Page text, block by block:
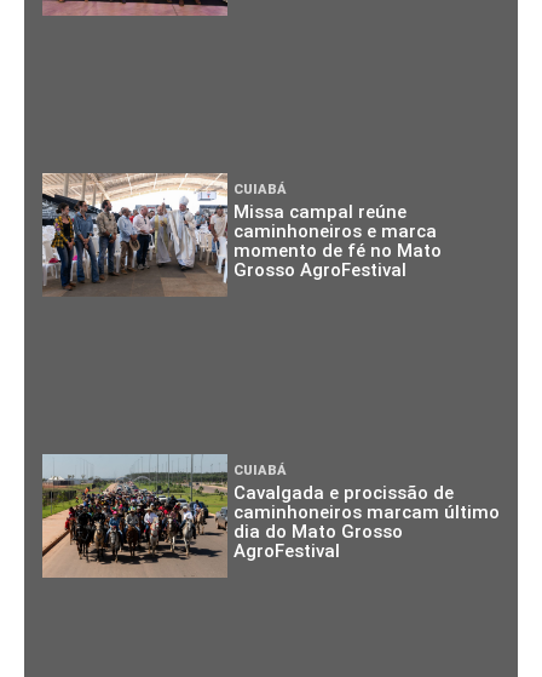
CUIABÁ
Missa campal reúne
caminhoneiros e marca
momento de fé no Mato
Grosso AgroFestival
CUIABÁ
Cavalgada e procissão de
caminhoneiros marcam último
dia do Mato Grosso
AgroFestival